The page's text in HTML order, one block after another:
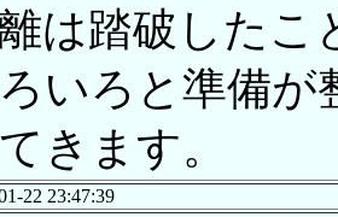
は踏破したこ
いろと準備が
きます。
22 23:47:39